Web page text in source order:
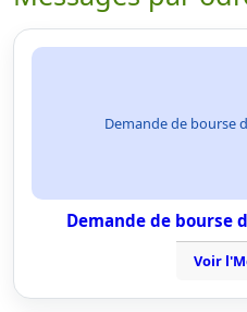
Demande de bourse
Demande de bourse
Voir